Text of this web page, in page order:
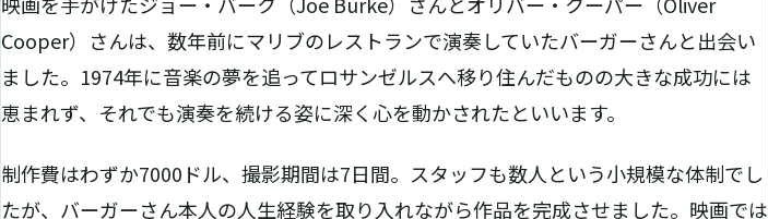
Cooper）さんは、数年前にマリブのレストランで演奏していたバーガーさんと出会い
ました。1974年に音楽の夢を追ってロサンゼルスへ移り住んだものの大きな成功には
恵まれず、それでも演奏を続ける姿に深く心を動かされたといいます。
制作費はわずか7000ドル、撮影期間は7日間。スタッフも数人という小規模な体制でし
たが、バーガーさん本人の人生経験を取り入れながら作品を完成させました。映画では